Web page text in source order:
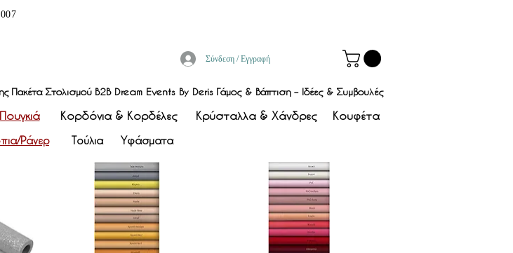
Σύνδεση / Εγγραφή
Πακέτα Στολισμού B2B Dream Events By Deris Γάμος & Βάπτιση – Ιδέες & Συμβουλές
Κορδόνια & Κορδέλες Κρύσταλλα & Χάνδρες Κουφέτα
Ράνερ Τούλια Υφάσματα